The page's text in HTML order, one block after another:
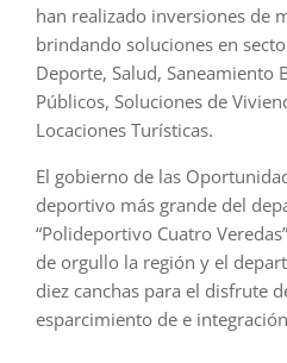
han realizado inversiones de
brindando soluciones en
Deporte, Salud, Saneamiento
Públicos, Soluciones de
Locaciones Turísticas.
El gobierno de las
deportivo más grande del
“Polideportivo Cuatro
de orgullo la región y el
diez canchas para el disfrute
esparcimiento de e